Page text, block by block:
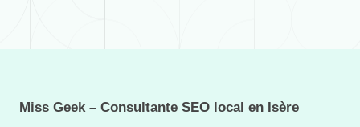
Miss Geek – Consultante SEO local en Isère